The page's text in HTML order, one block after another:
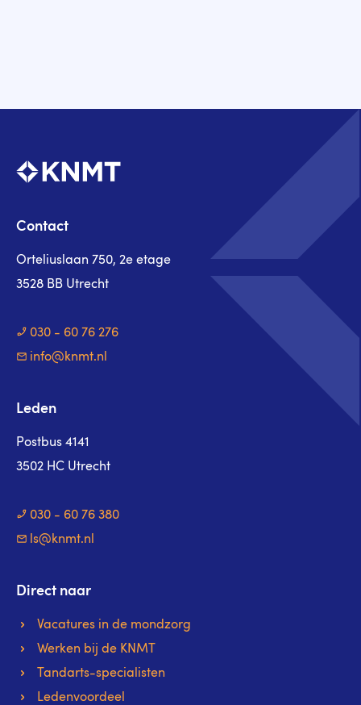
Contact
Orteliuslaan 750, 2e etage
3528 BB Utrecht
030 - 60 76 276
info@knmt.nl
Leden
Postbus 4141
3502 HC Utrecht
030 - 60 76 380
ls@knmt.nl
Direct naar
Vacatures in de mondzorg
Werken bij de KNMT
Tandarts-specialisten
Ledenvoordeel